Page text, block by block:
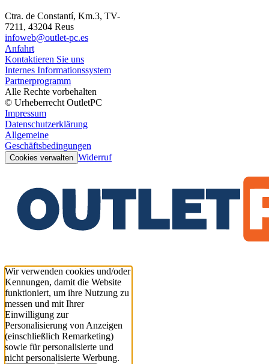
Ctra. de Constantí, Km.3, TV-
7211, 43204 Reus
infoweb@outlet-pc.es
Anfahrt
Kontaktieren Sie uns
Internes Informationssystem
Partnerprogramm
Alle Rechte vorbehalten
© Urheberrecht OutletPC
Impressum
Datenschutzerklärung
Allgemeine
Geschäftsbedingungen
Cookies verwalten Widerruf
Wir verwenden cookies und/oder
Kennungen, damit die Website
funktioniert, um ihre Nutzung zu
messen und mit Ihrer
Einwilligung zur
Personalisierung von Anzeigen
(einschließlich Remarketing)
sowie für personalisierte und
nicht personalisierte Werbung.